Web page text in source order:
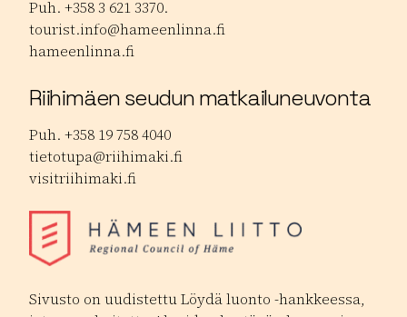
Puh. +358 3 621 3370.
tourist.info@hameenlinna.fi
hameenlinna.fi
Riihimäen seudun matkailuneuvonta
Puh. +358 19 758 4040
tietotupa@riihimaki.fi
visitriihimaki.fi
Sivusto on uudistettu Löydä luonto -hankkeessa,